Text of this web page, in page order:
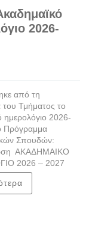
2026-
από τη
του Τμήματος το
ημερολόγιο 2026-
Πρόγραμμα
Σπουδών:
ΑΚΑΔΗΜΑΙΚΟ
2026 – 2027